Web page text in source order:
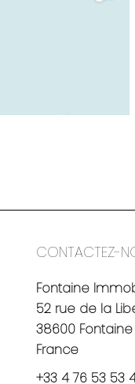
CONTACTEZ-
Fontaine
52 rue de la
38600Fontaine
France
+33 4 76 53 53